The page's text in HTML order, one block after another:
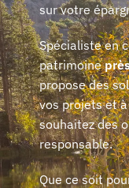
sur votre
Spécialiste en
patrimoine
propose des
vos projets et
souhaitez des
responsable.
Que ce soit